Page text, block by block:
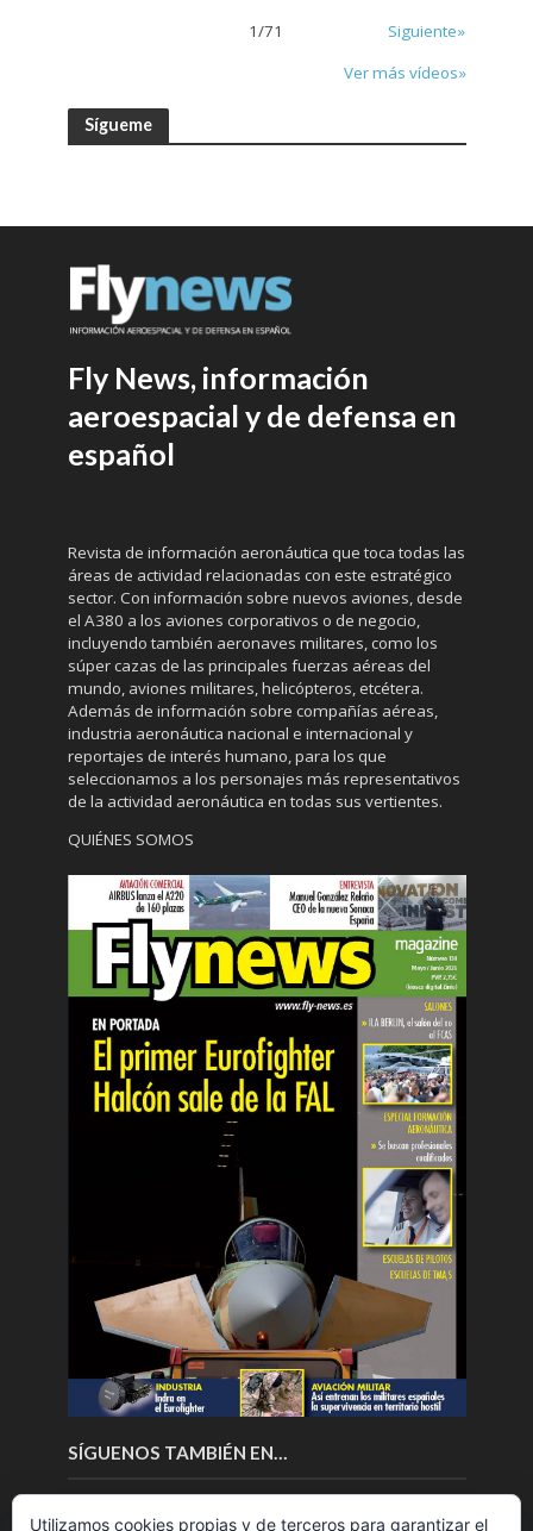
1/71
Siguiente»
Ver más vídeos»
Sígueme
Fly News, información
aeroespacial y de defensa en
español
Revista de información aeronáutica que toca todas las
áreas de actividad relacionadas con este estratégico
sector. Con información sobre nuevos aviones, desde
el A380 a los aviones corporativos o de negocio,
incluyendo también aeronaves militares, como los
súper cazas de las principales fuerzas aéreas del
mundo, aviones militares, helicópteros, etcétera.
Además de información sobre compañías aéreas,
industria aeronáutica nacional e internacional y
reportajes de interés humano, para los que
seleccionamos a los personajes más representativos
de la actividad aeronáutica en todas sus vertientes.
QUIÉNES SOMOS
SÍGUENOS TAMBIÉN EN…
Utilizamos cookies propias y de terceros para garantizar el